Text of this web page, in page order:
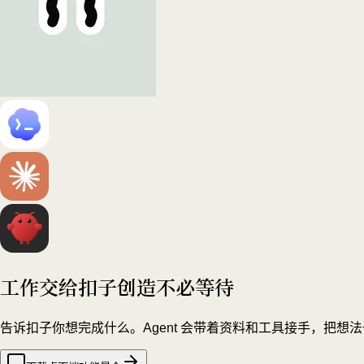
工作交给扣子创造不必等待
告诉扣子你想完成什么。Agent 会带着资料和工具接手，把想法